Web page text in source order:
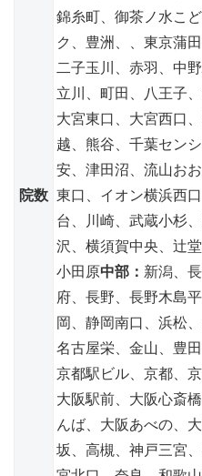
院数
錦糸町、御茶ノ水こ
ク、豊洲、、東京蒲
二子玉川、赤羽、中
立川、町田、八王子
大宮東口、大宮西口
越、熊谷、千葉セン
安、津田沼、流山お
東口、イオン横浜西
台、川崎、武蔵小杉
沢、横須賀中央、辻
小田原中部： 新潟、
府、長野、長野木島
岡、静岡南口、浜松
名古屋栄、金山、豊
京都駅ビル、京都、
大阪駅前、大阪心斎
んば、大阪あべの、
坂、高槻、神戸三宮